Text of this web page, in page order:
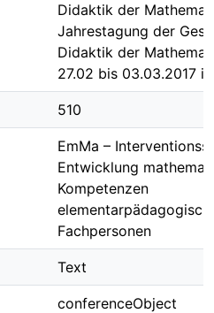
Didaktik der
Jahrestagung der
Didaktik der
27.02 bis 03.03.2017
510
EmMa –
Entwicklung
Kompetenzen
Fachpersonen
Text
conferenceObject